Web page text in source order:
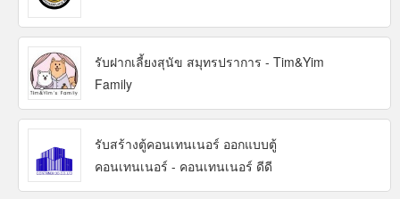
รับฝากเลี้ยงสุนัข สมุทรปราการ - Tim&Yim
Family
รับสร้างตู้คอนเทนเนอร์ ออกแบบตู้
คอนเทนเนอร์ - คอนเทนเนอร์ ดีดี